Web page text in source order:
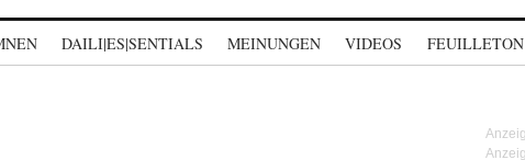
DAILI|ES|SENTIALS MEINUNGEN VIDEOS FEUILLETON